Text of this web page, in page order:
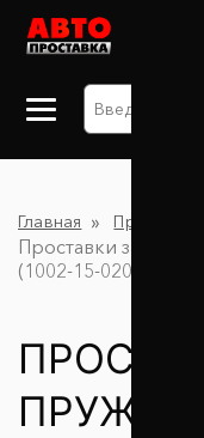
Главная Проставки
Проставки задних
(1002-15-020/30)
ПРУЖИН